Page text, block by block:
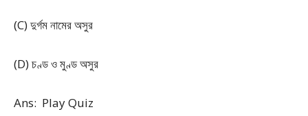
(C) দুর্গম নামের অসুর
(D) চণ্ড ও মুণ্ড অসুর
Ans: Play Quiz